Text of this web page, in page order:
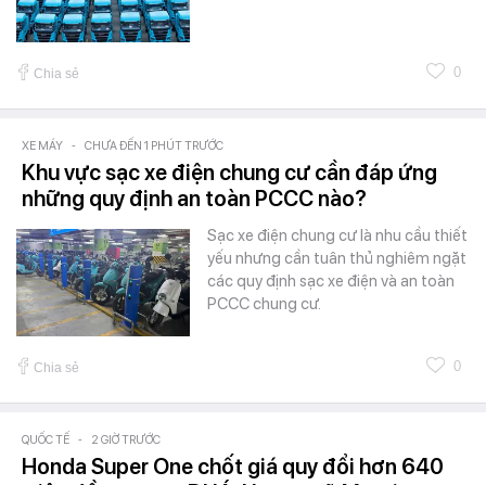
Chia sẻ 0
XE MÁY - CHƯA ĐẾN 1 PHÚT TRƯỚC
Khu vực sạc xe điện chung cư cần đáp ứng
những quy định an toàn PCCC nào?
Sạc xe điện chung cư là nhu cầu thiết
yếu nhưng cần tuân thủ nghiêm ngặt
các quy định sạc xe điện và an toàn
PCCC chung cư.
Chia sẻ 0
QUỐC TẾ - 2 GIỜ TRƯỚC
Honda Super One chốt giá quy đổi hơn 640